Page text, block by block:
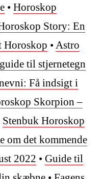
• Horoskop
Story: En
Horoskop •Astro
til stjernetegn
Få indsigt i
Skorpion –
Stenbuk Horoskop
om det kommende
2022 • Guide til